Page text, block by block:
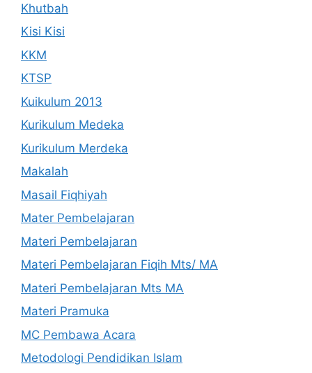
Khutbah
Kisi Kisi
KKM
KTSP
Kuikulum 2013
Kurikulum Medeka
Kurikulum Merdeka
Makalah
Masail Fiqhiyah
Mater Pembelajaran
Materi Pembelajaran
Materi Pembelajaran Fiqih Mts/ MA
Materi Pembelajaran Mts MA
Materi Pramuka
MC Pembawa Acara
Metodologi Pendidikan Islam